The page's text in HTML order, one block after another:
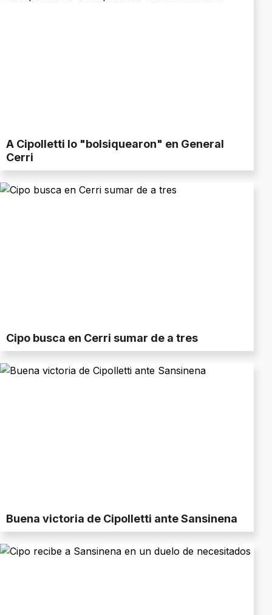
A Cipolletti lo "bolsiquearon" en General
Cerri
Cipo busca en Cerri sumar de a tres
Buena victoria de Cipolletti ante Sansinena